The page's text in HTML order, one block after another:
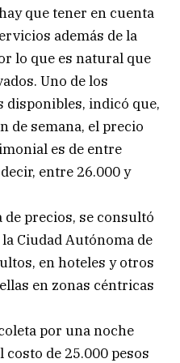
que tener en cuenta
además de la
lo que es natural que
Uno de los
disponibles, indicó que,
de semana, el precio
es de entre
entre 26.000 y
precios, se consultó
Ciudad Autónoma de
en hoteles y otros
en zonas céntricas
por una noche
de 25.000 pesos